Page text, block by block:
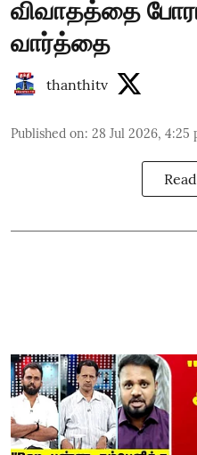
விவாதத்தை
வார்த்தை
thanthitv
Published on: 28 Jul 2026, 4:25